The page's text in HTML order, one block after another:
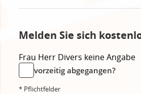
Melden Sie sich
Frau Herr Divers keine Angabe
vorzeitig abgegangen?
* Pflichtfelder